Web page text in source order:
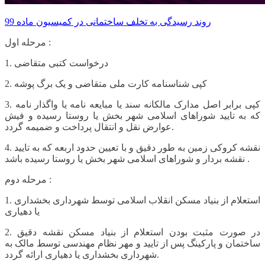
روند رسیدگی به تخلف ساختمانی در کمیسیون ماده 99
مرحله اول :
1. درخواست کتبی متقاضی
2. کپی شناسنامه کارت ملی متقاضی و یک برگ پوشه
3. کپی برابر اصل مدارک مالکانه سند یا مبایعه نامه یا واگذار نامه
که به تایید شوراهای اسلامی شهر بخش یا روستا رسیده و فیش
عوارض نقل و انتقال پرداخت و ضمیمه گردد.
4. نقشه کروکی زمین به طور دقیق و با تعیین حدود اربعه که به تایید
نقشه بردار و شوراهای اسلامی شهر بخش یا روستا رسیده باشد .
مرحله دوم :
1. استعلام از بنیاد مسکن انقلاب اسلامی توسط شهرداری بخشداری
یا دهیاری
2. در صورت مثبت بودن استعلام از بنیاد مسکن نقشه دقیق
ساختمان و پارکینگ پس از تایید و مهر نظام مهندسی توسط مالک به
شهرداری بخشداری یا دهیاری ارائه گردد.